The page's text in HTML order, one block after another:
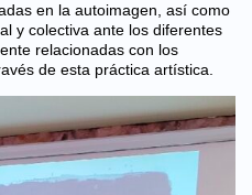
en la autoimagen, así como
y colectiva ante los diferentes
relacionadas con los
de esta práctica artística.